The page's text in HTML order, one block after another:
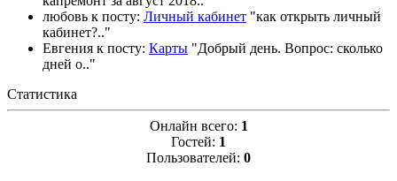
любовь к посту: Личный кабинет "как открыть личный
кабинет?.."
Евгения к посту: Карты "Добрый день. Вопрос: сколько
дней о.."
Статистика
Онлайн всего: 1
Гостей: 1
Пользователей: 0